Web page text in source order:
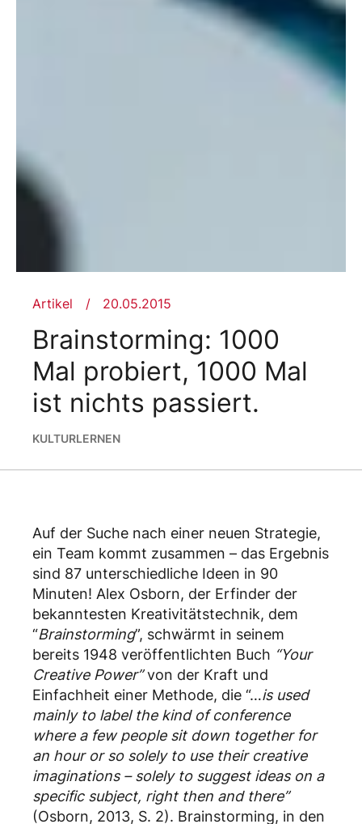
Artikel 20.05.2015
Brainstorming: 1000
Mal probiert, 1000 Mal
ist nichts passiert.
KULTURLERNEN
Auf der Suche nach einer neuen Strategie,
ein Team kommt zusammen – das Ergebnis
sind 87 unterschiedliche Ideen in 90
Minuten! Alex Osborn, der Erfinder der
bekanntesten Kreativitätstechnik, dem
“Brainstorming”, schwärmt in seinem
bereits 1948 veröffentlichten Buch “Your
Creative Power”von der Kraft und
Einfachheit einer Methode, die “…is used
mainly to label the kind of conference
where a few people sit down together for
an hour or so solely to use their creative
imaginations – solely to suggest ideas on a
specific subject, right then and there”
(Osborn, 2013, S. 2). Brainstorming, in den